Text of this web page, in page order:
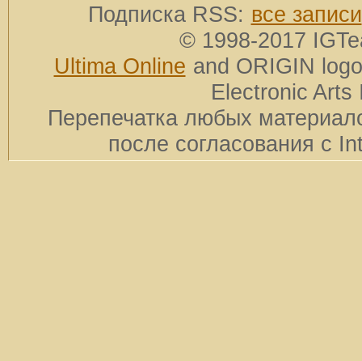
Подписка RSS: все записи
© 1998-2017
Ultima Online and ORIGIN
Electronic Arts
Перепечатка любых
после согласования с